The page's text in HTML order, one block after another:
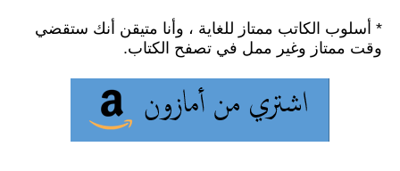
* أسلوب الكاتب ممتاز للغاية ، وأنا متيقن أنك ستقضي
وقت ممتاز وغير ممل في تصفح الكتاب.